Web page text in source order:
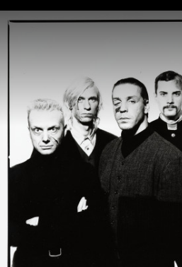
Rammstein
Home News Musik
Sehnsucht (Anniversary